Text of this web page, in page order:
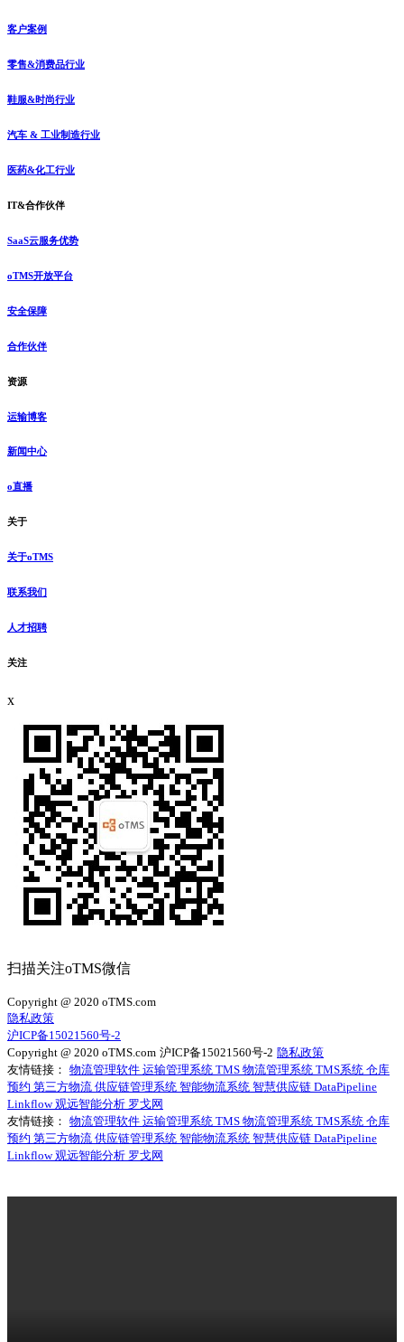
客户案例
零售&消费品行业
鞋服&时尚行业
汽车 & 工业制造行业
医药&化工行业
IT&合作伙伴
SaaS云服务优势
oTMS开放平台
安全保障
合作伙伴
资源
运输博客
新闻中心
o直播
关于
关于oTMS
联系我们
人才招聘
关注
x
扫描关注oTMS微信
Copyright @ 2020 oTMS.com
隐私政策
沪ICP备15021560号-2
Copyright @ 2020 oTMS.com 沪ICP备15021560号-2 隐私政策
友情链接： 物流管理软件 运输管理系统 TMS 物流管理系统 TMS系统 仓库
预约 第三方物流 供应链管理系统 智能物流系统 智慧供应链 DataPipeline
Linkflow观远智能分析 罗戈网
友情链接： 物流管理软件 运输管理系统 TMS 物流管理系统 TMS系统 仓库
预约 第三方物流 供应链管理系统 智能物流系统 智慧供应链 DataPipeline
Linkflow观远智能分析 罗戈网